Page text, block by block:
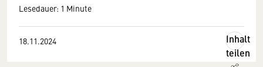
Lesedauer: 1 Minute
18.11.2024
Inhalt
teilen